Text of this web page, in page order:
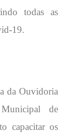
todas as
19.
da Ouvidoria
de
capacitar os